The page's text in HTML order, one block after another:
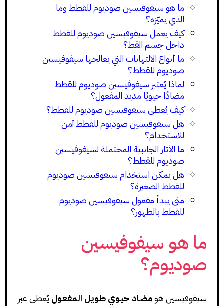
ما هو سيفوفيسين صوديوم للقطط وما
الذي يميّزه؟
كيف يعمل سيفوفيسين صوديوم للقطط
داخل جسم القط؟
ما أنواع الالتهابات التي يعالجها سيفوفيسين
صوديوم للقطط؟
لماذا يُعتبر سيفوفيسين صوديوم للقطط
مضادًا حيويًا مديد المفعول؟
كيف يُعطى سيفوفيسين صوديوم للقطط؟
هل سيفوفيسين صوديوم للقطط آمن
للاستخدام؟
ما الآثار الجانبية المحتملة لسيفوفيسين
صوديوم للقطط؟
هل يمكن استخدام سيفوفيسين صوديوم
للقطط الصغيرة؟
متى يبدأ مفعول سيفوفيسين صوديوم
للقطط بالظهور؟
ما هو سيفوفيسين
صوديوم؟
سيفوفيسين هومضاد حيوي طويل المفعول يُعطى عبر